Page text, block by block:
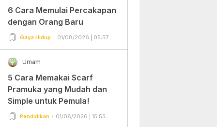
6 Cara Memulai Percakapan
dengan Orang Baru
Gaya Hidup 01/08/2026 | 05:57
Umam
5 Cara Memakai Scarf
Pramuka yang Mudah dan
Simple untuk Pemula!
Pendidikan 01/08/2026 | 15:55